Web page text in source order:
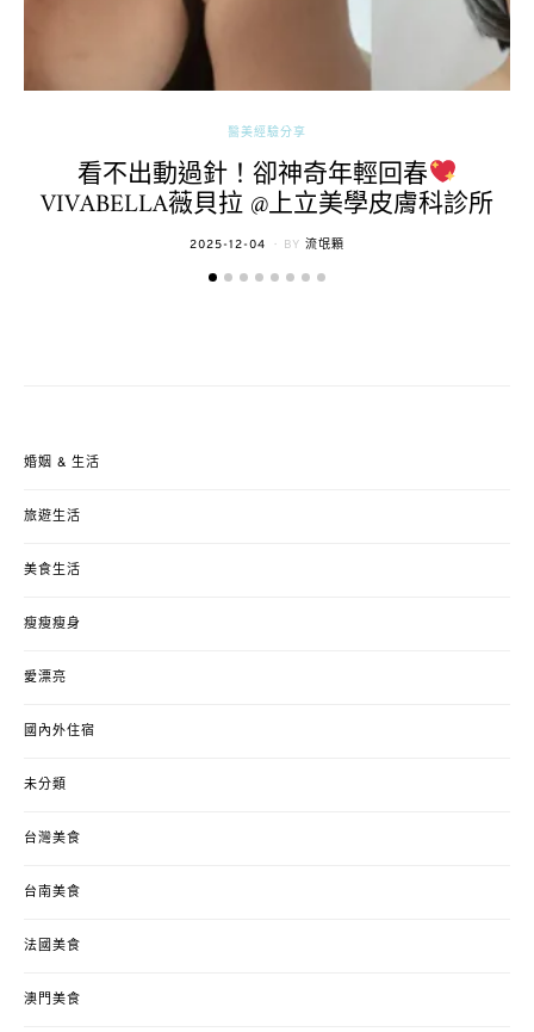
醫美經驗分享
看不出動過針！卻神奇年輕回春
VIVABELLA薇貝拉 @上立美學皮膚科診所
POSTED
2025-12-04 BY 流氓顆
婚姻 & 生活
旅遊生活
美食生活
瘦瘦瘦身
愛漂亮
國內外住宿
未分類
台灣美食
台南美食
法國美食
澳門美食